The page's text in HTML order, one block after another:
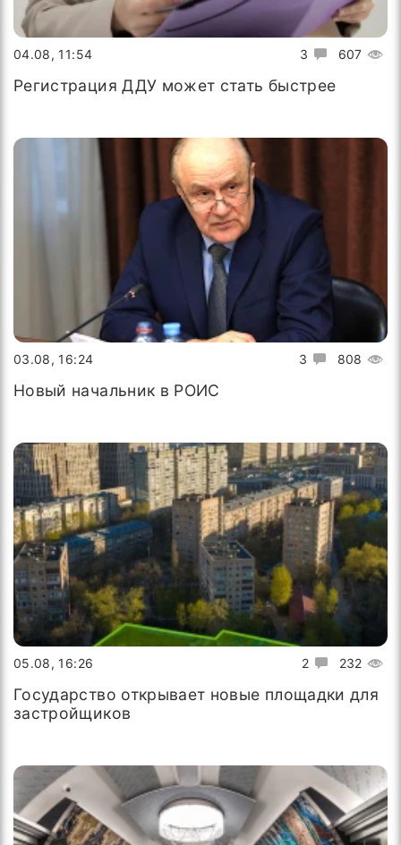
3 607
04.08, 11:54
Регистрация ДДУ может стать быстрее
3 808
03.08, 16:24
Новый начальник в РОИС
2 232
05.08, 16:26
Государство открывает новые площадки для
застройщиков